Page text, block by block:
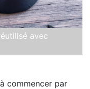
avec
commencer par